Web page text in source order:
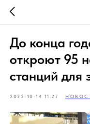
До конца
откроют 95
станций для
2022-10-14 11:27